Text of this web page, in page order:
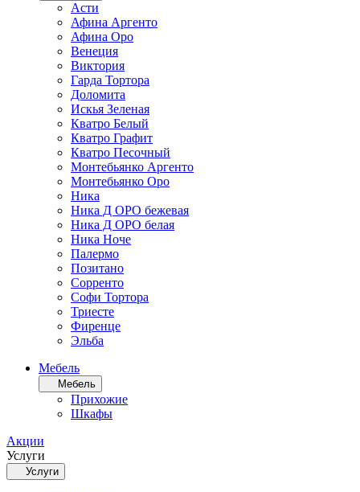
Асти
Афина Аргенто
Афина Оро
Венеция
Виктория
Гарда Тортора
Доломита
Искья Зеленая
Кватро Белый
Кватро Графит
Кватро Песочный
Монтебьянко Аргенто
Монтебьянко Оро
Ника
Ника Д ОРО бежевая
Ника Д ОРО белая
Ника Ноче
Палермо
Позитано
Сорренто
Софи Тортора
Триесте
Фиренце
Эльба
Мебель
Мебель
Прихожие
Шкафы
Акции
Услуги
Услуги